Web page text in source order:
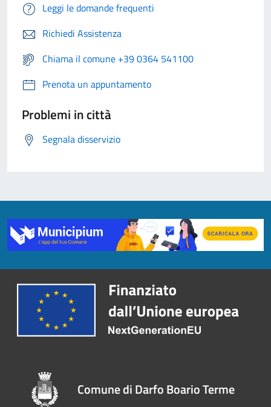
Leggi le domande frequenti
Richiedi Assistenza
Chiama il comune +39 0364 541100
Prenota un appuntamento
Problemi in città
Segnala disservizio
Comune di Darfo Boario Terme